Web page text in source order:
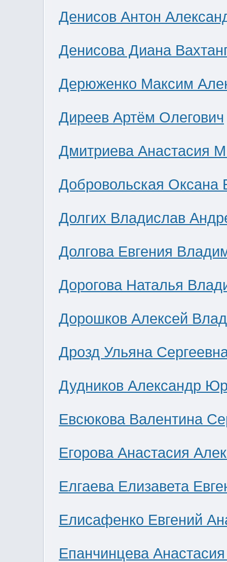
Денисов Антон
Денисова Диана
Дерюженко Максим
Диреев Артём Олегович
Дмитриева Анастасия
Добровольская Оксана
Долгих Владислав
Долгова Евгения
Дорогова Наталья
Дорошков Алексей
Дрозд Ульяна
Дудников Александр
Евсюкова Валентина
Егорова Анастасия
Елгаева Елизавета
Елисафенко Евгений
Епанчинцева